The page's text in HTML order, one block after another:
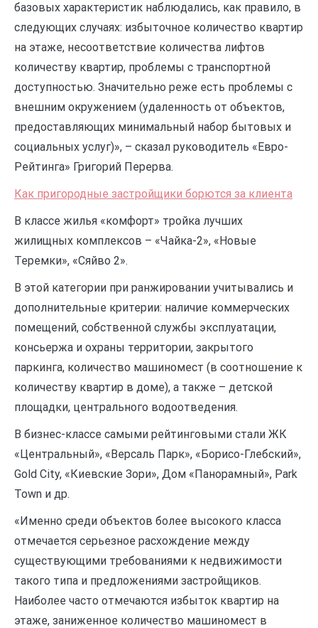
базовых характеристик наблюдались, как правило, в
следующих случаях: избыточное количество квартир
на этаже, несоответствие количества лифтов
количеству квартир, проблемы с транспортной
доступностью. Значительно реже есть проблемы с
внешним окружением (удаленность от объектов,
предоставляющих минимальный набор бытовых и
социальных услуг)», – сказал руководитель «Евро-
Рейтинга» Григорий Перерва.
Как пригородные застройщики борются за клиента
В классе жилья «комфорт» тройка лучших
жилищных комплексов – «Чайка-2», «Новые
Теремки», «Сяйво 2».
В этой категории при ранжировании учитывались и
дополнительные критерии: наличие коммерческих
помещений, собственной службы эксплуатации,
консьержа и охраны территории, закрытого
паркинга, количество машиномест (в соотношение к
количеству квартир в доме), а также – детской
площадки, центрального водоотведения.
В бизнес-классе самыми рейтинговыми стали ЖК
«Центральный», «Версаль Парк», «Борисо-Глебский»,
Gold City, «Киевские Зори», Дом «Панорамный», Park
Town и др.
«Именно среди объектов более высокого класса
отмечается серьезное расхождение между
существующими требованиями к недвижимости
такого типа и предложениями застройщиков.
Наиболее часто отмечаются избыток квартир на
этаже, заниженное количество машиномест в